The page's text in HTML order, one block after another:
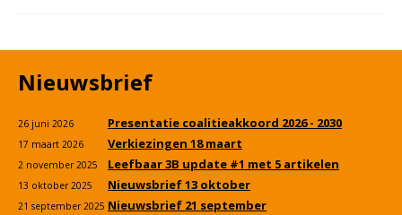
Nieuwsbrief
26 juni 2026 Presentatie coalitieakkoord 2026 - 2030
17 maart 2026 Verkiezingen 18 maart
2 november 2025 Leefbaar 3B update #1 met 5 artikelen
13 oktober 2025 Nieuwsbrief 13 oktober
21 september 2025 Nieuwsbrief 21 september